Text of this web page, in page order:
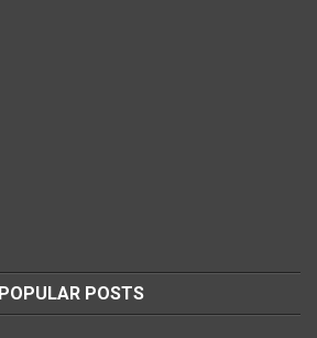
POPULAR POSTS